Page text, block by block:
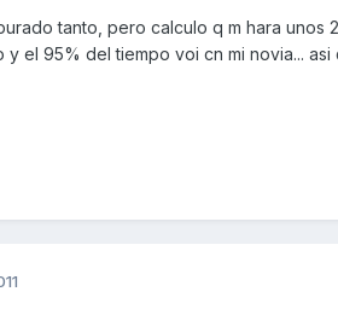
tanto, pero calculo q m hara unos
el 95% del tiempo voi cn mi novia... asi